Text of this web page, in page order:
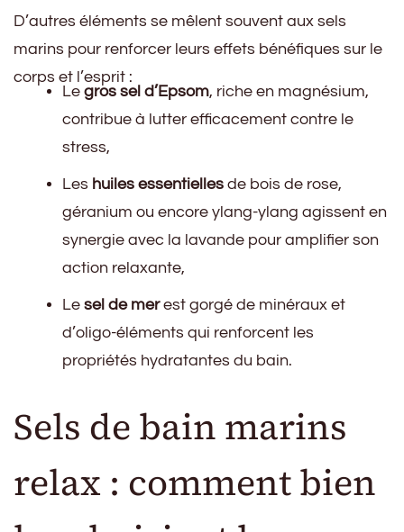
D’autres éléments se mêlent souvent aux sels
marins pour renforcer leurs effets bénéfiques sur le
corps et l’esprit :
Le gros sel d’Epsom, riche en magnésium,
contribue à lutter efficacement contre le
stress,
Les huiles essentielles de bois de rose,
géranium ou encore ylang-ylang agissent en
synergie avec la lavande pour amplifier son
action relaxante,
Le sel de merest gorgé de minéraux et
d’oligo-éléments qui renforcent les
propriétés hydratantes du bain.
Sels de bain marins
relax : comment bien